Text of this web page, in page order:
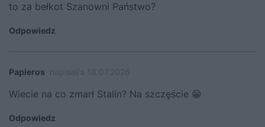
to za bełkot Szanowni Państwo?
Odpowiedz
Papieros
Wiecie na co zmarł Stalin? Na szczęście 😁
Odpowiedz